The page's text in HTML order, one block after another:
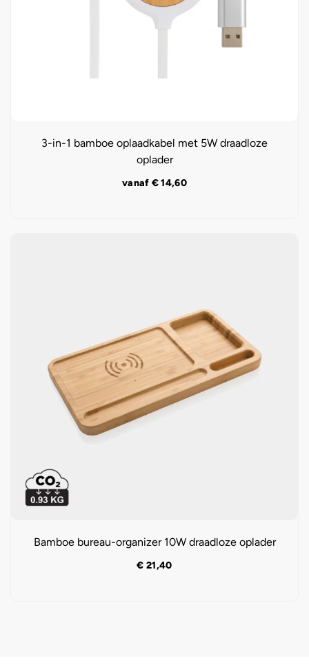
3-in-1 bamboe oplaadkabel met 5W draadloze
oplader
vanaf €14,60
Bamboe bureau-organizer 10W draadloze oplader
€ 21,40